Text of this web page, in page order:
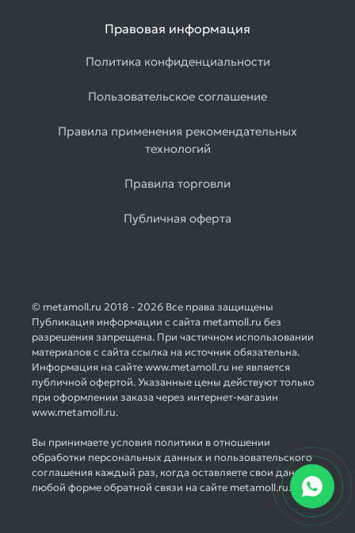
Правовая информация
Политика конфиденциальности
Пользовательское соглашение
Правила применения рекомендательных
технологий
Правила торговли
Публичная оферта
© metamoll.ru 2018 - 2026 Все права защищены
Публикация информации с сайта metamoll.ru без
разрешения запрещена. При частичном использовании
материалов с сайта ссылка на источник обязательна.
Информация на сайте www.metamoll.ru не является
публичной офертой. Указанные цены действуют только
при оформлении заказа через интернет-магазин
www.metamoll.ru.
Вы принимаете условия политики в отношении
обработки персональных данных и пользовательского
соглашения каждый раз, когда оставляете свои данные в
любой форме обратной связи на сайте metamoll.ru.